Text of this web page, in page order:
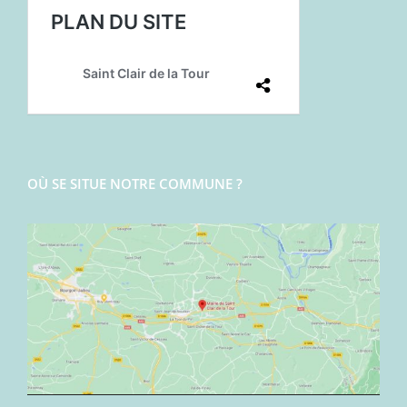
OÙ SE SITUE NOTRE COMMUNE ?